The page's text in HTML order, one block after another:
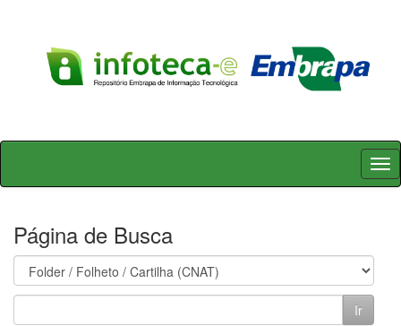
Skip
Página de Busca